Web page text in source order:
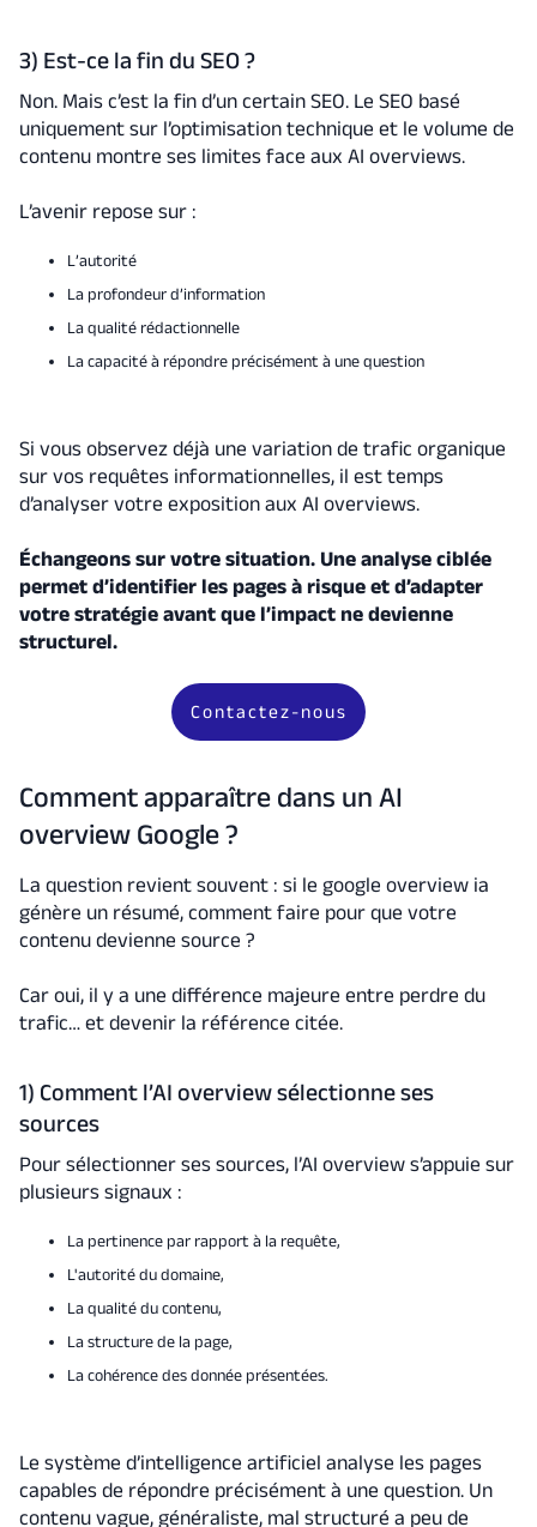
3) Est-ce la fin du SEO ?
Non. Mais c’est la fin d’un certain SEO. Le SEO basé
uniquement sur l’optimisation technique et le volume de
contenu montre ses limites face aux AI overviews.
L’avenir repose sur :
L’autorité
La profondeur d’information
La qualité rédactionnelle
La capacité à répondre précisément à une question
Si vous observez déjà une variation de trafic organique
sur vos requêtes informationnelles, il est temps
d’analyser votre exposition aux AI overviews.
Échangeons sur votre situation. Une analyse ciblée
permet d’identifier les pages à risque et d’adapter
votre stratégie avant que l’impact ne devienne
structurel.
Contactez-nous
Comment apparaître dans un AI
overview Google ?
La question revient souvent : si le google overview ia
génère un résumé, comment faire pour que votre
contenu devienne source ?
Car oui, il y a une différence majeure entre perdre du
trafic… et devenir la référence citée.
1) Comment l’AI overview sélectionne ses
sources
Pour sélectionner ses sources, l’AI overview s’appuie sur
plusieurs signaux :
La pertinence par rapport à la requête,
L'autorité du domaine,
La qualité du contenu,
La structure de la page,
La cohérence des donnée présentées.
Le système d’intelligence artificiel analyse les pages
capables de répondre précisément à une question. Un
contenu vague, généraliste, mal structuré a peu de